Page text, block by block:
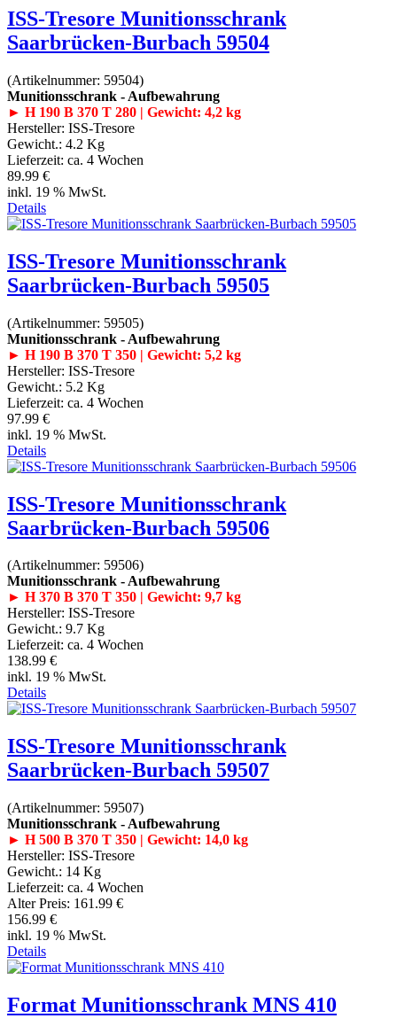
ISS-Tresore Munitionsschrank
Saarbrücken-Burbach 59504
(Artikelnummer: 59504)
Munitionsschrank - Aufbewahrung
► H 190 B 370 T 280 | Gewicht: 4,2 kg
Hersteller: ISS-Tresore
Gewicht.: 4.2 Kg
Lieferzeit: ca. 4 Wochen
89.99 €
inkl. 19 % MwSt.
Details
ISS-Tresore Munitionsschrank
Saarbrücken-Burbach 59505
(Artikelnummer: 59505)
Munitionsschrank - Aufbewahrung
► H 190 B 370 T 350 | Gewicht: 5,2 kg
Hersteller: ISS-Tresore
Gewicht.: 5.2 Kg
Lieferzeit: ca. 4 Wochen
97.99 €
inkl. 19 % MwSt.
Details
ISS-Tresore Munitionsschrank
Saarbrücken-Burbach 59506
(Artikelnummer: 59506)
Munitionsschrank - Aufbewahrung
► H 370 B 370 T 350 | Gewicht: 9,7 kg
Hersteller: ISS-Tresore
Gewicht.: 9.7 Kg
Lieferzeit: ca. 4 Wochen
138.99 €
inkl. 19 % MwSt.
Details
ISS-Tresore Munitionsschrank
Saarbrücken-Burbach 59507
(Artikelnummer: 59507)
Munitionsschrank - Aufbewahrung
► H 500 B 370 T 350 | Gewicht: 14,0 kg
Hersteller: ISS-Tresore
Gewicht.: 14 Kg
Lieferzeit: ca. 4 Wochen
Alter Preis: 161.99 €
156.99 €
inkl. 19 % MwSt.
Details
Format Munitionsschrank MNS 410